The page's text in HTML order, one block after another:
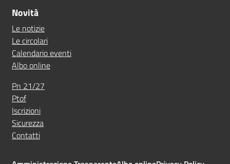
Novità
Le notizie
Le circolari
Calendario eventi
Albo online
Pn 21/27
Ptof
Iscrizioni
Sicurezza
Contatti